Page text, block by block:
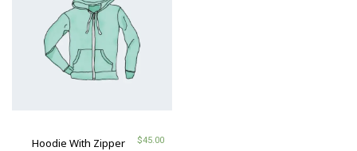
Hoodie With Zipper $45.00